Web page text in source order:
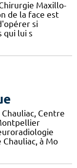
Maxillo-
de la face est
si
qui lui s
Centre
à Mo